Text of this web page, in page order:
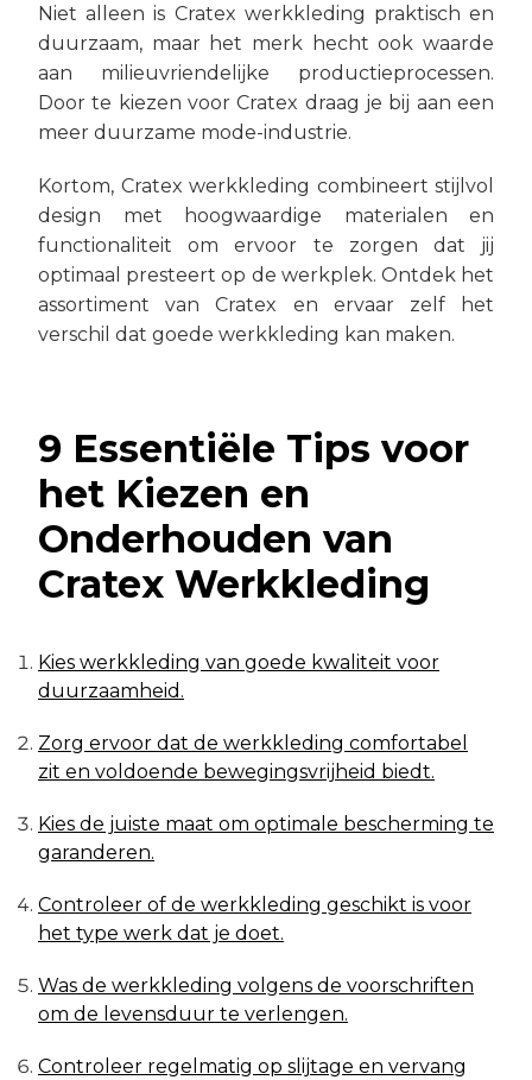
Niet alleen is Cratex werkkleding praktisch en
duurzaam, maar het merk hecht ook waarde
aan milieuvriendelijke productieprocessen.
Door te kiezen voor Cratex draag je bij aan een
meer duurzame mode-industrie.
Kortom, Cratex werkkleding combineert stijlvol
design met hoogwaardige materialen en
functionaliteit om ervoor te zorgen dat jij
optimaal presteert op de werkplek. Ontdek het
assortiment van Cratex en ervaar zelf het
verschil dat goede werkkleding kan maken.
9 Essentiële Tips voor
het Kiezen en
Onderhouden van
Cratex Werkkleding
Kies werkkleding van goede kwaliteit voor
duurzaamheid.
Zorg ervoor dat de werkkleding comfortabel
zit en voldoende bewegingsvrijheid biedt.
Kies de juiste maat om optimale bescherming te
garanderen.
Controleer of de werkkleding geschikt is voor
het type werk dat je doet.
Was de werkkleding volgens de voorschriften
om de levensduur te verlengen.
Controleer regelmatig op slijtage en vervang